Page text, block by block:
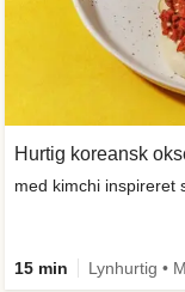
Hurtig koreansk
med kimchi inspireret
15 min Lynhurtig •